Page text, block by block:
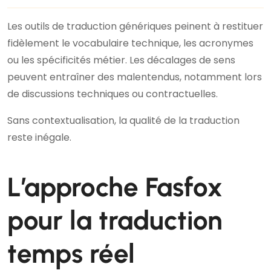
Les outils de traduction génériques peinent à restituer
fidèlement le vocabulaire technique, les acronymes
ou les spécificités métier. Les décalages de sens
peuvent entraîner des malentendus, notamment lors
de discussions techniques ou contractuelles.
Sans contextualisation, la qualité de la traduction
reste inégale.
L’approche Fasfox
pour la traduction
temps réel